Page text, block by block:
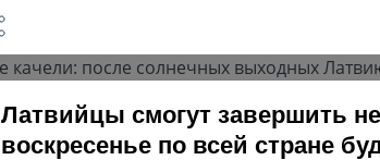
Латвийцы смогут завершить
воскресенье по всей стране